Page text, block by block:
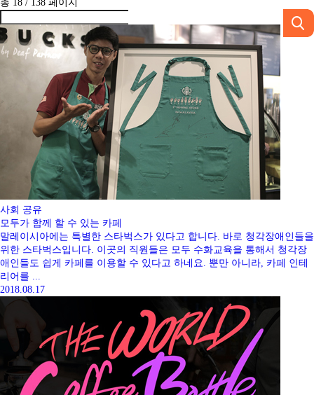
총 18 / 138 페이지
사회 공유
모두가 함께 할 수 있는 카페
말레이시아에는 특별한 스타벅스가 있다고 합니다. 바로 청각장애인들을
위한 스타벅스입니다. 이곳의 직원들은 모두 수화교육을 통해서 청각장
애인들도 쉽게 카페를 이용할 수 있다고 하네요. 뿐만 아니라, 카페 인테
리어를 ...
2018.08.17